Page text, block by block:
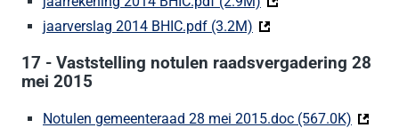
jaarverslag 2014 BHIC.pdf (3.2M) (Deze link gaat naar
17 - Vaststelling notulen raadsvergadering 28
mei 2015
Notulen gemeenteraad 28 mei 2015.doc (567.0K) (Deze